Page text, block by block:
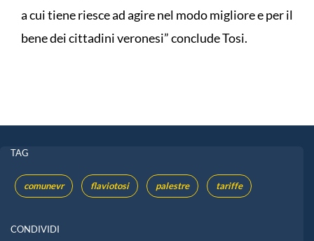
a cui tiene riesce ad agire nel modo migliore e per il
bene dei cittadini veronesi” conclude Tosi.
TAG
comunevr flaviotosi palestre tariffe
CONDIVIDI